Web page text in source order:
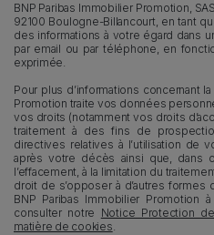
BNP Paribas Immobilier Promotion,
92100 Boulogne-Billancourt, en tant
des informations à votre égard dans
par email ou par téléphone, en
exprimée.
Pour plus d’informations concernant
Promotion traite vos données
vos droits (notamment vos droits
traitement à des fins de
directives relatives à l’utilisation de
après votre décès ainsi que, dans
l’effacement, à la limitation du
droit de s’opposer à d’autres
BNP Paribas Immobilier Promotion
consulter notre Notice Protection
matière de cookies.